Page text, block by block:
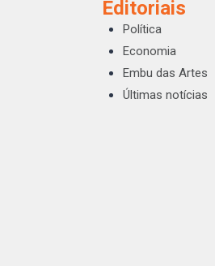
Editoriais
Política
Economia
Embu das Artes
Últimas notícias